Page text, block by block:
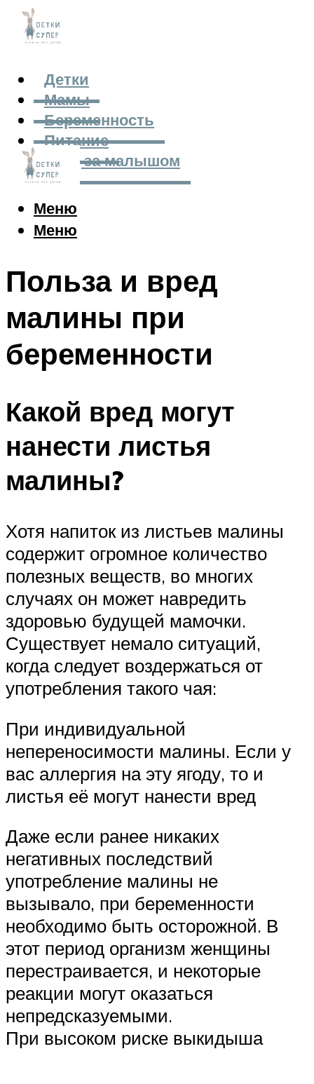
Детки
Мамы
Беременность
Питание
Уход за малышом
Меню
Меню
Польза и вред
малины при
беременности
Какой вред могут
нанести листья
малины?
Хотя напиток из листьев малины
содержит огромное количество
полезных веществ, во многих
случаях он может навредить
здоровью будущей мамочки.
Существует немало ситуаций,
когда следует воздержаться от
употребления такого чая:
При индивидуальной
непереносимости малины. Если у
вас аллергия на эту ягоду, то и
листья её могут нанести вред
Даже если ранее никаких
негативных последствий
употребление малины не
вызывало, при беременности
необходимо быть осторожной. В
этот период организм женщины
перестраивается, и некоторые
реакции могут оказаться
непредсказуемыми.
При высоком риске выкидыша